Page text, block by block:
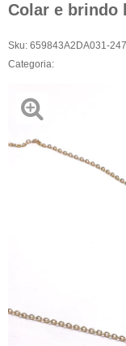
Colar e brindo
Sku: 659843A2DA031-
Categoria: